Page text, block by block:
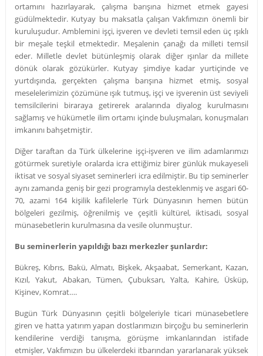
ortamını hazırlayarak, çalışma barışına hizmet etmek gayesi
güdülmektedir. Kutyay bu maksatla çalışan Vakfımızın önemli bir
kuruluşudur. Amblemini işçi, işveren ve devleti temsil eden üç ışıklı
bir meşale teşkil etmektedir. Meşalenin çanağı da milleti temsil
eder. Milletle devlet bütünleşmiş olarak diğer ışınlar da millete
dönük olarak gözükürler. Kutyay şimdiye kadar yurtiçinde ve
yurtdışında, gerçekten çalışma barışına hizmet etmiş, sosyal
meselelerimizin çözümüne ışık tutmuş, işçi ve işverenin üst seviyeli
temsilcilerini biraraya getirerek aralarında diyalog kurulmasını
sağlamış ve hükümetle ilim ortamı içinde buluşmaları, konuşmaları
imkanını bahşetmiştir.
Diğer taraftan da Türk ülkelerine işçi-işveren ve ilim adamlarımızı
götürmek suretiyle oralarda icra ettiğimiz birer günlük mukayeseli
iktisat ve sosyal siyaset seminerleri icra edilmiştir. Bu tip seminerler
aynı zamanda geniş bir gezi programıyla desteklenmiş ve asgari 60-
70, azami 164 kişilik kafilelerle Türk Dünyasının hemen bütün
bölgeleri gezilmiş, öğrenilmiş ve çeşitli kültürel, iktisadi, sosyal
münasebetlerin kurulmasına da vesile olunmuştur.
Bu seminerlerin yapıldığı bazı merkezler şunlardır:
Bükreş, Kıbrıs, Bakü, Almatı, Bişkek, Akşaabat, Semerkant, Kazan,
Kızıl, Yakut, Abakan, Tümen, Çubuksarı, Yalta, Kahire, Üsküp,
Kişinev, Komrat….
Bugün Türk Dünyasının çeşitli bölgeleriyle ticari münasebetlere
giren ve hatta yatırım yapan dostlarımızın birçoğu bu seminerlerin
kendilerine verdiği tanışma, görüşme imkanlarından istifade
etmişler, Vakfımızın bu ülkelerdeki itbarından yararlanarak yüksek